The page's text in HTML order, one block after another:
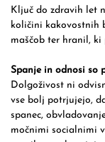
Ključ do zdravih let
količini kakovostnih
maščob ter hranil,
Spanje in odnosi so
Dolgoživost ni
vse bolj potrjujejo,
spanec,
močnimi socialnimi